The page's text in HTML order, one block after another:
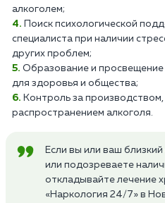
алкоголем;
Поиск психологической
специалиста при наличии
других проблем;
Образование и просвещение
для здоровья и общества;
Контроль за
распространением алкоголя.
Если вы или ваш
или подозреваете
откладывайте лечение
«Наркология 24/7» в